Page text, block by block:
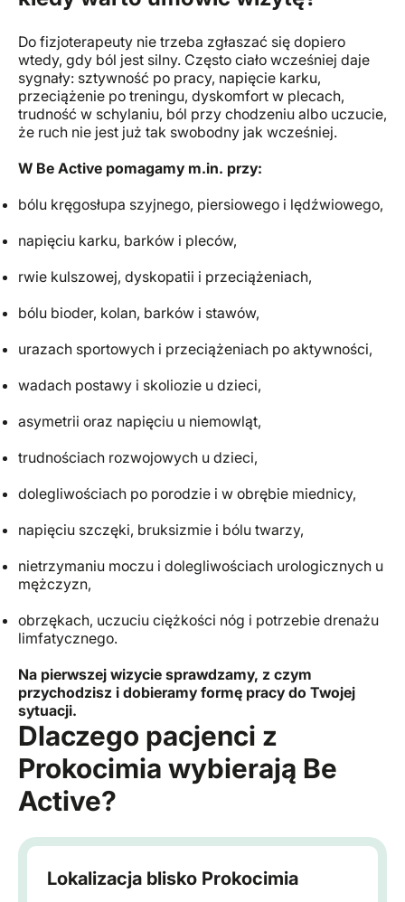
Do fizjoterapeuty nie trzeba zgłaszać się dopiero
wtedy, gdy ból jest silny. Często ciało wcześniej daje
sygnały: sztywność po pracy, napięcie karku,
przeciążenie po treningu, dyskomfort w plecach,
trudność w schylaniu, ból przy chodzeniu albo uczucie,
że ruch nie jest już tak swobodny jak wcześniej.
W Be Active pomagamy m.in. przy:
bólu kręgosłupa szyjnego, piersiowego i lędźwiowego,
napięciu karku, barków i pleców,
rwie kulszowej, dyskopatii i przeciążeniach,
bólu bioder, kolan, barków i stawów,
urazach sportowych i przeciążeniach po aktywności,
wadach postawy i skoliozie u dzieci,
asymetrii oraz napięciu u niemowląt,
trudnościach rozwojowych u dzieci,
dolegliwościach po porodzie i w obrębie miednicy,
napięciu szczęki, bruksizmie i bólu twarzy,
nietrzymaniu moczu i dolegliwościach urologicznych u
mężczyzn,
obrzękach, uczuciu ciężkości nóg i potrzebie drenażu
limfatycznego.
Na pierwszej wizycie sprawdzamy, z czym
przychodzisz i dobieramy formę pracy do Twojej
sytuacji.
Dlaczego pacjenci z
Prokocimia wybierają Be
Active?
Lokalizacja blisko Prokocimia